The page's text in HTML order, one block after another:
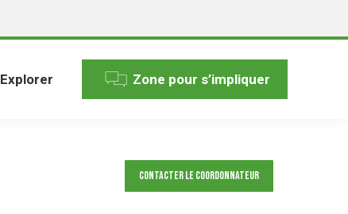
Explorer Zone pour s’impliquer
Contacter le Coordonnateur